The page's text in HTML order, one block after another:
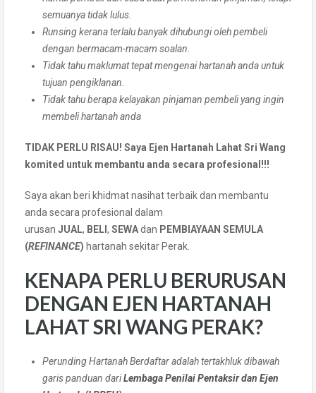
semuanya tidak lulus.
Runsing kerana terlalu banyak dihubungi oleh pembeli
dengan bermacam-macam soalan.
Tidak tahu maklumat tepat mengenai hartanah anda untuk
tujuan pengiklanan.
Tidak tahu berapa kelayakan pinjaman pembeli yang ingin
membeli hartanah anda
TIDAK PERLU RISAU! Saya Ejen Hartanah Lahat Sri Wang
komited untuk membantu anda secara profesional!!!
Saya akan beri khidmat nasihat terbaik dan membantu
anda secara profesional dalam
urusan JUAL, BELI , SEWAdan PEMBIAYAAN SEMULA
(REFINANCE) hartanah sekitar Perak.
KENAPA PERLU BERURUSAN
DENGAN EJEN HARTANAH
LAHAT SRI WANG PERAK?
Perunding Hartanah Berdaftar adalah tertakhluk dibawah
garis panduan dariLembaga Penilai Pentaksir dan Ejen